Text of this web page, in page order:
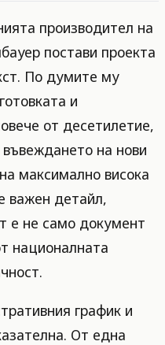
производител на
постави проекта
По думите му
и
от десетилетие,
на нови
максимално висока
важен детайл,
е не само документ
националната
график и
От една